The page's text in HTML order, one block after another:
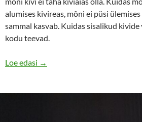
alumises kivireas, mõni ei püsi
sammal kasvab. Kuidas sisalikud kivide
kodu teevad.
Loe edasi Elu on vabaduse
→